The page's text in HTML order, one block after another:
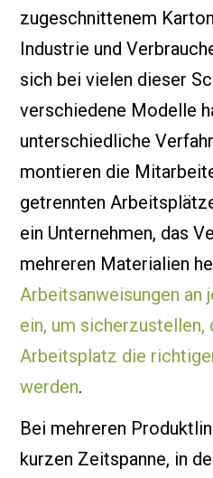
zugeschnittenem
Industrie und
sich bei vielen dieser
verschiedene Modelle
unterschiedliche
montieren die
getrennten
ein Unternehmen, das
mehreren Materialien
Arbeitsanweisungen an
ein, um sicherzustellen,
Arbeitsplatz die
werden.
Bei mehreren
kurzen Zeitspanne, in